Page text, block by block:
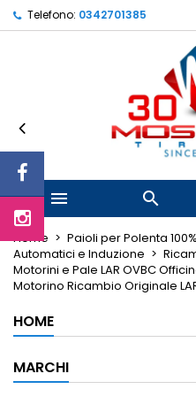
Telefono: 0342701385
 
Home
Paioli per Polenta
Automatici e Induzione
Motorini e Pale LAR OVBC
Motorino Ricambio Originale
HOME
MARCHI
Le mie liste di
Crea lista dei
Nome lista dei desideri
Accedi
Devi avere effettuato
prodotti nella tua lista